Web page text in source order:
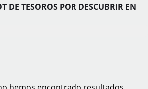
DE TESOROS POR DESCUBRIR EN